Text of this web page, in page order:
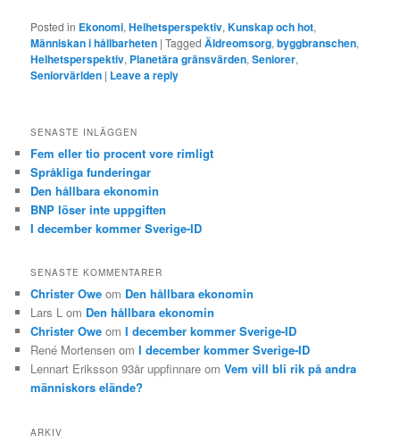
Posted in Ekonomi,Helhetsperspektiv,Kunskap och hot,
Människan i hållbarheten |Tagged Äldreomsorg,byggbranschen,
Helhetsperspektiv, Planetära gränsvärden,Seniorer,
Seniorvärlden | Leave a reply
SENASTE INLÄGGEN
Fem eller tio procent vore rimligt
Språkliga funderingar
Den hållbara ekonomin
BNP löser inte uppgiften
I december kommer Sverige-ID
SENASTE KOMMENTARER
Christer Owe om Den hållbara ekonomin
Lars L om Den hållbara ekonomin
Christer Owe omI december kommer Sverige-ID
René Mortensen omI december kommer Sverige-ID
Lennart Eriksson 93år uppfinnare omVem vill bli rik på andra
människors elände?
ARKIV